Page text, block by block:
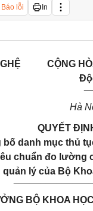
Báo lỗi In
CỘNG
Hà
QUYẾT
bố danh mục thủ
chuẩn đo lường
lý của Bộ
BỘ KHOA